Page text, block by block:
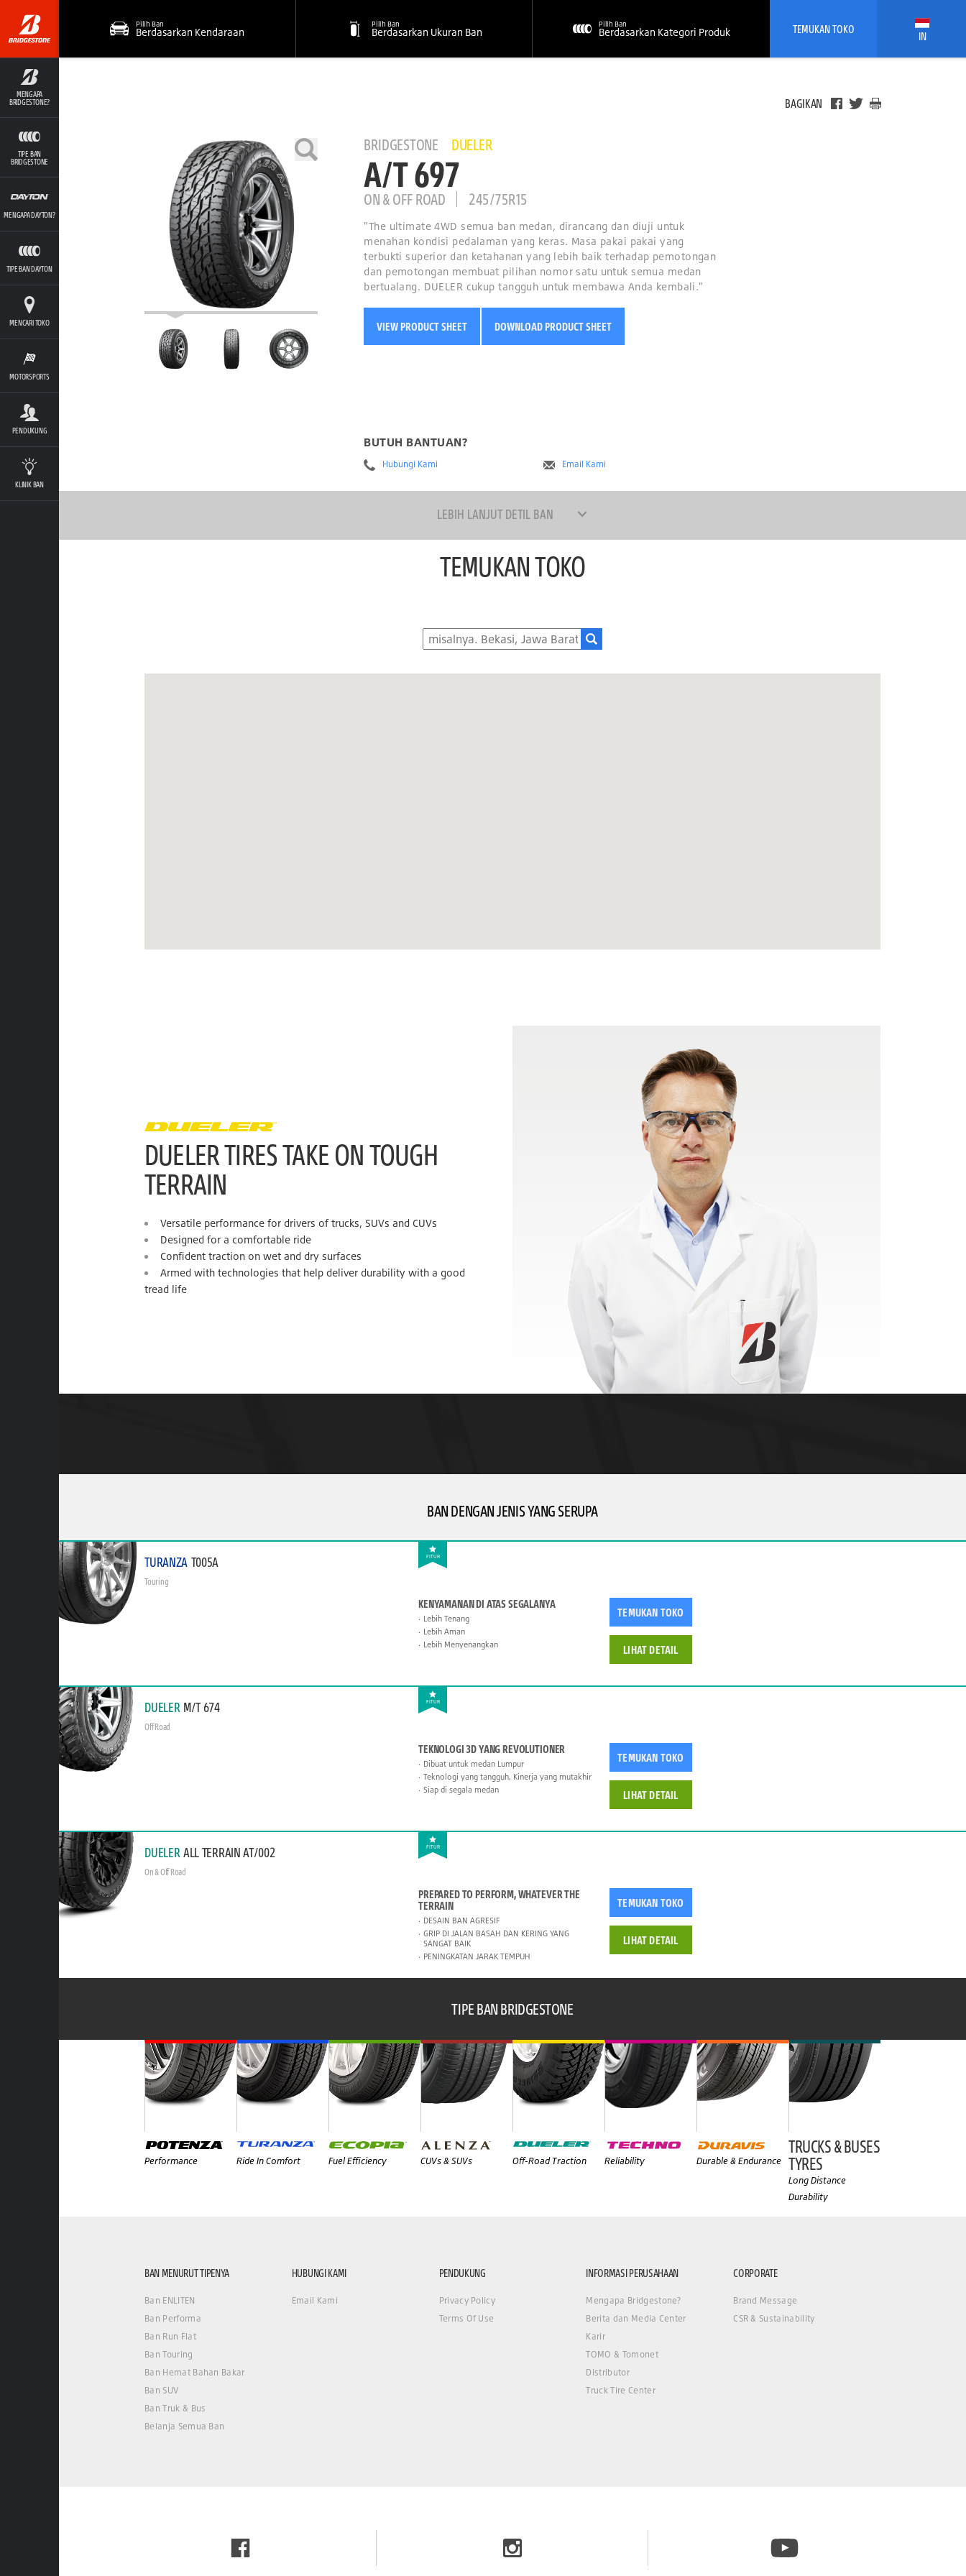
MENGAPA
BRIDGESTONE?
TIPE BAN
BRIDGESTONE
MENGAPA DAYTON?
TIPE BAN DAYTON
MENCARI TOKO
MOTORSPORTS
PENDUKUNG
KLINIK BAN
Pilih Ban
Berdasarkan Kendaraan
Pilih Ban
Berdasarkan Ukuran Ban
Pilih Ban
Berdasarkan Kategori Produk TEMUKAN TOKO IN
BAGIKAN
BRIDGESTONE DUELER
A/T 697
ON & OFF ROAD 245/75R15
"The ultimate 4WD semua ban medan, dirancang dan diuji untuk
menahan kondisi pedalaman yang keras. Masa pakai pakai yang
terbukti superior dan ketahanan yang lebih baik terhadap pemotongan
dan pemotongan membuat pilihan nomor satu untuk semua medan
bertualang. DUELER cukup tangguh untuk membawa Anda kembali."
VIEW PRODUCT SHEET DOWNLOAD PRODUCT SHEET
BUTUH BANTUAN?
Hubungi Kami Email Kami
LEBIH LANJUT DETIL BAN
TEMUKAN TOKO
DUELER TIRES TAKE ON TOUGH
TERRAIN
Versatile performance for drivers of trucks, SUVs and CUVs
Designed for a comfortable ride
Confident traction on wet and dry surfaces
Armed with technologies that help deliver durability with a good
tread life
BAN DENGAN JENIS YANG SERUPA
FITUR
TURANZA T005A
Touring
KENYAMANAN DI ATAS SEGALANYA
Lebih Tenang
Lebih Aman
Lebih Menyenangkan
TEMUKAN TOKO
LIHAT DETAIL
FITUR
DUELER M/T 674
Off Road
TEKNOLOGI 3D YANG REVOLUTIONER
Dibuat untuk medan Lumpur
Teknologi yang tangguh, Kinerja yang mutakhir
Siap di segala medan
TEMUKAN TOKO
LIHAT DETAIL
FITUR
DUELERALL TERRAIN AT/002
On & Off Road
PREPARED TO PERFORM, WHATEVER THE
TERRAIN
DESAIN BAN AGRESIF
GRIP DI JALAN BASAH DAN KERING YANG
SANGAT BAIK
PENINGKATAN JARAK TEMPUH
TEMUKAN TOKO
LIHAT DETAIL
TIPE BAN BRIDGESTONE
Performance Ride In Comfort Fuel Efficiency CUVs & SUVs Off-Road Traction Reliability Durable & Endurance
TRUCKS & BUSES
TYRES
Long Distance
Durability
BAN MENURUT TIPENYA
Ban ENLITEN
Ban Performa
Ban Run Flat
Ban Touring
Ban Hemat Bahan Bakar
Ban SUV
Ban Truk & Bus
Belanja Semua Ban
HUBUNGI KAMI
Email Kami
PENDUKUNG
Privacy Policy
Terms Of Use
INFORMASI PERUSAHAAN
Mengapa Bridgestone?
Berita dan Media Center
Karir
TOMO & Tomonet
Distributor
Truck Tire Center
CORPORATE
Brand Message
CSR & Sustainability